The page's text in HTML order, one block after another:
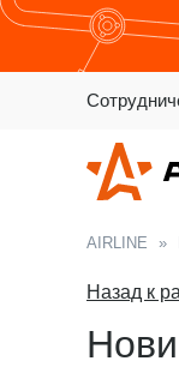
AIRLINE »
Назад к